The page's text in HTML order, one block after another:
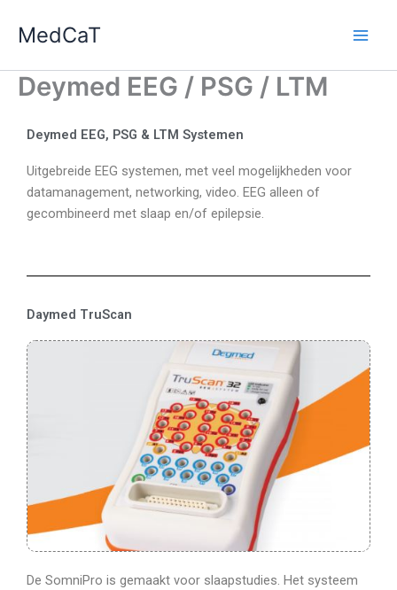
naar
inhoud
MedCaT
Deymed EEG / PSG / LTM
Deymed EEG, PSG & LTM Systemen
Uitgebreide EEG systemen, met veel mogelijkheden voor
datamanagement, networking, video. EEG alleen of
gecombineerd met slaap en/of epilepsie.
Daymed TruScan
De SomniPro is gemaakt voor slaapstudies. Het systeem